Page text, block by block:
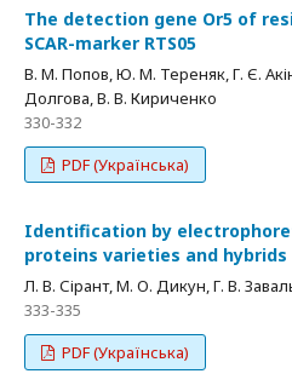
The detection gene Or5 of
SCAR-marker RTS05
В. М. Попов, Ю. М. Тереняк, Г. Є.
Долгова, В. В. Кириченко
330-332
PDF (Українська)
Identification by
proteins varieties and
Л. В. Сірант, М. О. Дикун, Г. В.
333-335
PDF (Українська)